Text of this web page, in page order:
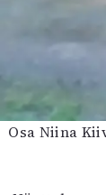
Osa Niina